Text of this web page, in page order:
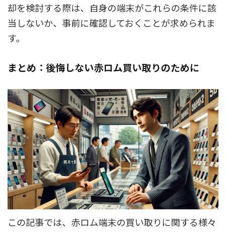
却を検討する際は、自身の端末がこれらの条件に該
当しないか、事前に確認しておくことが求められま
す。
まとめ：後悔しない赤ロム買い取りのために
この記事では、赤ロム端末の買い取りに関する様々